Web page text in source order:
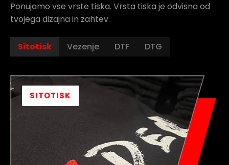
Ponujamo vse vrste tiska. Vrsta tiska je odvisna od
tvojega dizajna in zahtev.
Sitotisk Vezenje DTF DTG
SITOTISK